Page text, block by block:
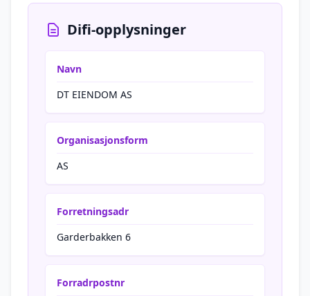
Difi-opplysninger
Navn
DT EIENDOM AS
Organisasjonsform
AS
Forretningsadr
Garderbakken 6
Forradrpostnr